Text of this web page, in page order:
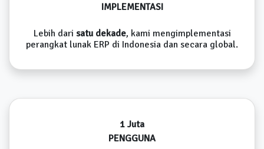
IMPLEMENTASI
Lebih dari satu dekade, kami mengimplementasi
perangkat lunak ERP di Indonesia dan secara global.
1 Juta
PENGGUNA